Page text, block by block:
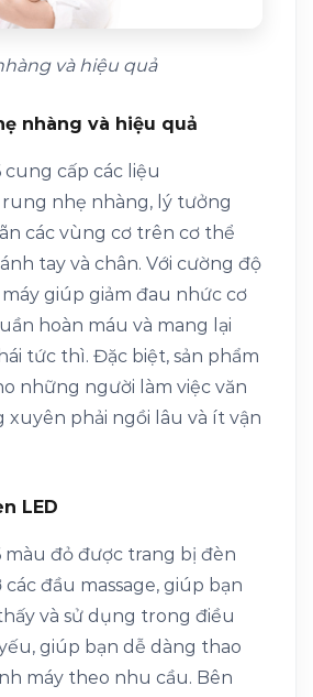
và hiệu quả
nhàng và hiệu quả
cung cấp các liệu
rung nhẹ nhàng, lý tưởng
các vùng cơ trên cơ thể
tay và chân. Với cường độ
giúp giảm đau nhức cơ
hoàn máu và mang lại
tức thì. Đặc biệt, sản phẩm
những người làm việc văn
xuyên phải ngồi lâu và ít vận
LED
màu đỏ được trang bị đèn
đầu massage, giúp bạn
và sử dụng trong điều
giúp bạn dễ dàng thao
máy theo nhu cầu. Bên